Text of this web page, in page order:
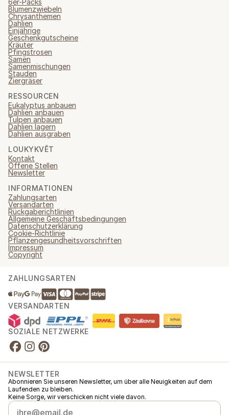
6er-Packs
Blumenzwiebeln
Chrysanthemen
Dahlien
Einjährige
Geschenkgutscheine
Kräuter
Pfingstrosen
Samen
Samenmischungen
Stauden
Ziergräser
RESSOURCEN
Eukalyptus anbauen
Dahlien anbauen
Tulpen anbauen
Dahlien lagern
Dahlien ausgraben
LOUKYKVĚT
Kontakt
Offene Stellen
Newsletter
INFORMATIONEN
Zahlungsarten
Versandarten
Rückgaberichtlinien
Allgemeine Geschäftsbedingungen
Datenschutzerklärung
Cookie-Richtlinie
Pflanzengesundheitsvorschriften
Impressum
Copyright
ZAHLUNGSARTEN
VERSANDARTEN
SOZIALE NETZWERKE
NEWSLETTER
Abonnieren Sie unseren Newsletter, um über alle Neuigkeiten auf dem
Laufenden zu bleiben.
Keine Sorge, wir verschicken nicht viele davon.